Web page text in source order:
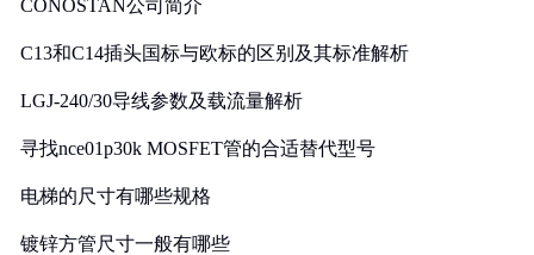
CONOSTAN公司简介
C13和C14插头国标与欧标的区别及其标准解析
LGJ-240/30导线参数及载流量解析
寻找nce01p30k MOSFET管的合适替代型号
电梯的尺寸有哪些规格
镀锌方管尺寸一般有哪些